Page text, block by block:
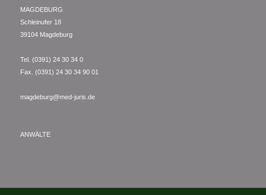
MAGDEBURG
Schleinufer 18
39104 Magdeburg
Tel. (0391) 24 30 34 0
Fax. (0391) 24 30 34 90 01
magdeburg@med-juris.de
ANWÄLTE